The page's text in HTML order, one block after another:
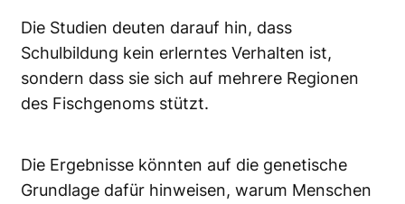
Die Studien deuten darauf hin, dass
Schulbildung kein erlerntes Verhalten ist,
sondern dass sie sich auf mehrere Regionen
des Fischgenoms stützt.
Die Ergebnisse könnten auf die genetische
Grundlage dafür hinweisen, warum Menschen